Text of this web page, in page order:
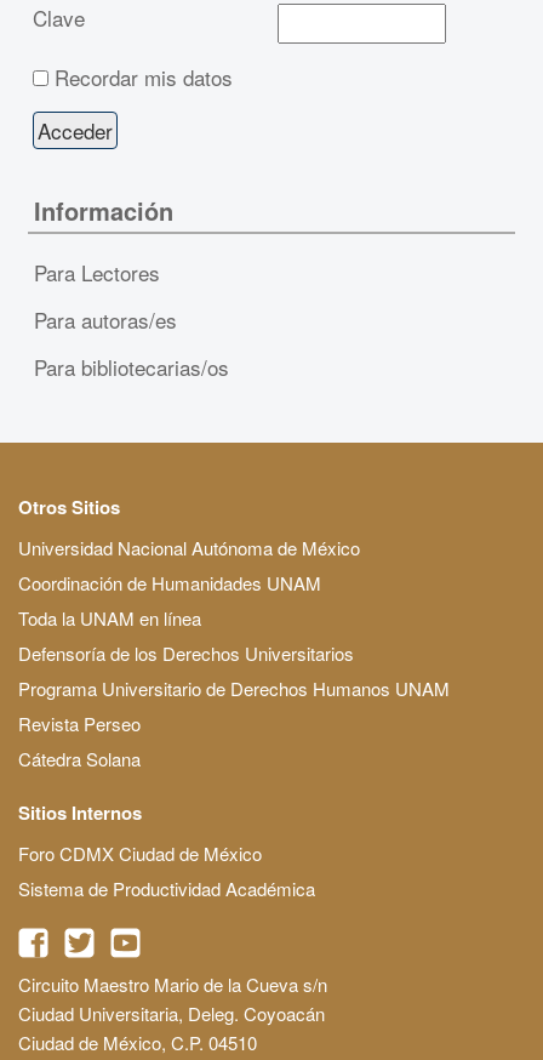
Clave
Recordar mis datos
Información
Para Lectores
Para autoras/es
Para bibliotecarias/os
Otros Sitios
Universidad Nacional Autónoma de México
Coordinación de Humanidades UNAM
Toda la UNAM en línea
Defensoría de los Derechos Universitarios
Programa Universitario de Derechos Humanos UNAM
Revista Perseo
Cátedra Solana
Sitios Internos
Foro CDMX Ciudad de México
Sistema de Productividad Académica
Circuito Maestro Mario de la Cueva s/n
Ciudad Universitaria, Deleg. Coyoacán
Ciudad de México, C.P. 04510